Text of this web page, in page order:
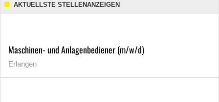
AKTUELLSTE STELLENANZEIGEN
Maschinen- und Anlagenbediener (m/w/d)
Erlangen